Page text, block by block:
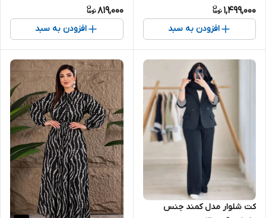
1,499,000
افزودن به سبد
819,000
افزودن به سبد
کت شلوار مدل کمند جنس